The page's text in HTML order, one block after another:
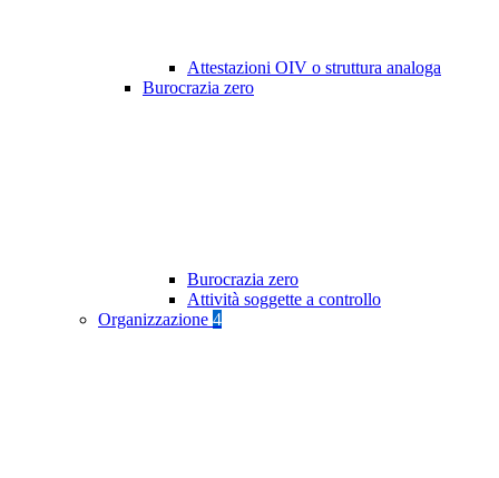
Attestazioni OIV o struttura analoga
Burocrazia zero
Burocrazia zero
Attività soggette a controllo
Organizzazione 4